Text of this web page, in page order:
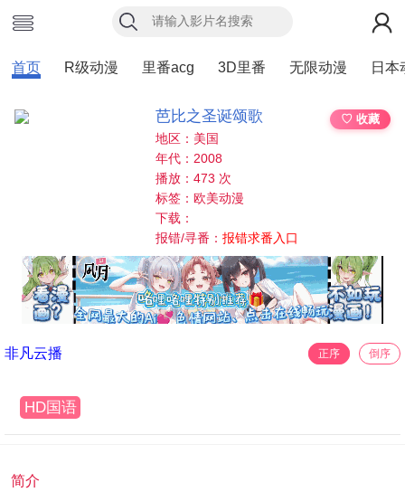
首页 R级动漫 里番acg 3D里番 无限动漫 日本
芭比之圣诞颂歌
♡ 收藏
地区：美国
年代：2008
播放：473 次
标签：欧美动漫
下载：
报错/寻番：报错求番入口
非凡云播 正序 倒序
HD国语
简介